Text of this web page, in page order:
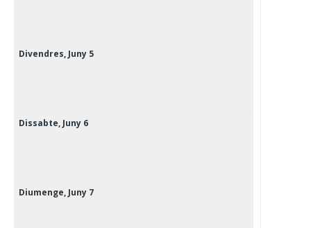
Divendres, Juny 5
Dissabte, Juny 6
Diumenge, Juny 7